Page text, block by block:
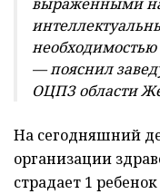
необходимостью
— пояснил
ОЦПЗ области
На сегодняшний
организации
страдает 1